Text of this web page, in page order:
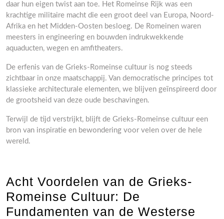
daar hun eigen twist aan toe. Het Romeinse Rijk was een
krachtige militaire macht die een groot deel van Europa, Noord-
Afrika en het Midden-Oosten besloeg. De Romeinen waren
meesters in engineering en bouwden indrukwekkende
aquaducten, wegen en amfitheaters.
De erfenis van de Grieks-Romeinse cultuur is nog steeds
zichtbaar in onze maatschappij. Van democratische principes tot
klassieke architecturale elementen, we blijven geïnspireerd door
de grootsheid van deze oude beschavingen.
Terwijl de tijd verstrijkt, blijft de Grieks-Romeinse cultuur een
bron van inspiratie en bewondering voor velen over de hele
wereld.
Acht Voordelen van de Grieks-
Romeinse Cultuur: De
Fundamenten van de Westerse